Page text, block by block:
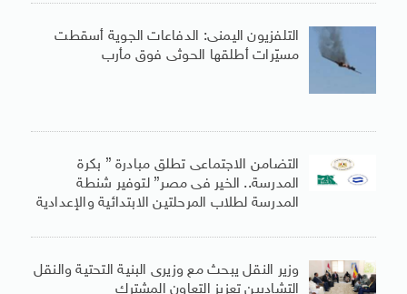
التلفزيون اليمنى: الدفاعات الجوية أسقطت
مسيّرات أطلقها الحوثى فوق مأرب
التضامن الاجتماعى تطلق مبادرة ” بكرة
المدرسة.. الخير فى مصر” لتوفير شنطة
المدرسة لطلاب المرحلتين الابتدائية والإعدادية
وزير النقل يبحث مع وزيرى البنية التحتية والنقل
التشاديين تعزيز التعاون المشترك